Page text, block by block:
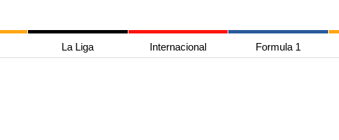
La Liga Internacional Formula 1